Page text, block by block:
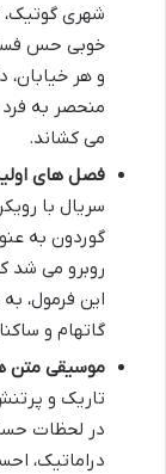
شهری گوتیک،
خوبی حس
و هر خیابان،
منحصر به
می کشاند.
فصل های
سریال با
گوردون به
روبرو می شد
این فرمول،
گاتهام و
موسیقی متن
تاریک و
در لحظات
دراماتیک،